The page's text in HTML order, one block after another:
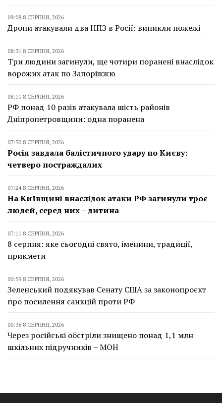
09:08 8 СЕРПНЯ, 2026
Дрони атакували два НПЗ в Росії: виникли пожежі
08:31 8 СЕРПНЯ, 2026
Три людини загинули, ще чотири поранені внаслідок
ворожих атак по Запоріжжю
08:11 8 СЕРПНЯ, 2026
РФ понад 10 разів атакувала шість районів
Дніпропетровщини: одна поранена
07:50 8 СЕРПНЯ, 2026
Росія завдала балістичного удару по Києву:
четверо постраждалих
07:24 8 СЕРПНЯ, 2026
На Київщині внаслідок атаки РФ загинули троє
людей, серед них – дитина
07:11 8 СЕРПНЯ, 2026
8 серпня: яке сьогодні свято, іменини, традиції,
прикмети
00:59 8 СЕРПНЯ, 2026
Зеленський подякував Сенату США за законопроєкт
про посилення санкцій проти РФ
00:38 8 СЕРПНЯ, 2026
Через російські обстріли знищено понад 1,1 млн
шкільних підручників – МОН